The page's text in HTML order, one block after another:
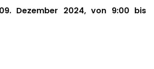
Dezember 2024, von 9:00 bis